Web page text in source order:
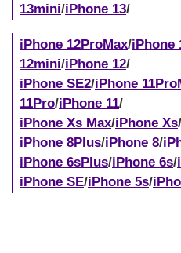
13mini/iPhone 13/
iPhone 12ProMax/iPhone
12mini/iPhone 12/
iPhone SE2/iPhone
11Pro/iPhone 11/
iPhone Xs Max/iPhone Xs/
iPhone 8Plus/iPhone 8/
iPhone 6sPlus/iPhone 6s/
iPhone SE/iPhone 5s/